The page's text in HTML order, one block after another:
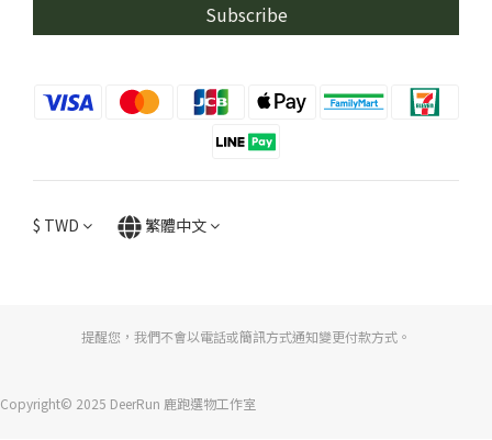
Subscribe
$ TWD 繁體中文
提醒您，我們不會以電話或簡訊方式通知變更付款方式。
Copyright© 2025 DeerRun 鹿跑選物工作室